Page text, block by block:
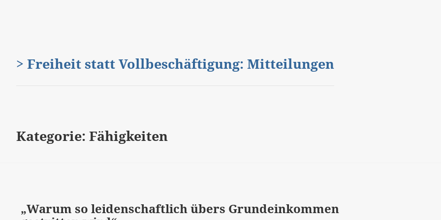
> Freiheit statt Vollbeschäftigung: Mitteilungen
Kategorie:Fähigkeiten
„Warum so leidenschaftlich übers Grundeinkommen